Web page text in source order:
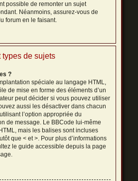
possible de remonter un sujet
Néanmoins, assurez-vous de
forum en le faisant.
types de sujets
?
spéciale au langage HTML,
de mise en forme des éléments d’un
peut décider si vous pouvez utiliser
aussi les désactiver dans chacun
l’option appropriée du
de message. Le BBCode lui-même
mais les balises sont incluses
que < et >. Pour plus d’informations
le guide accessible depuis la page